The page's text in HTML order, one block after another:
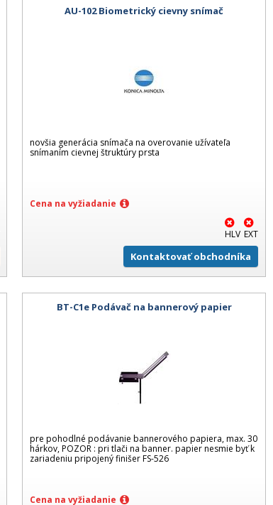
AU-102 Biometrický cievny snímač
novšia generácia snímača na overovanie užívateľa
snímaním cievnej štruktúry prsta
Cena na vyžiadanie
HLV EXT
Kontaktovať obchodníka
BT-C1e Podávač na bannerový papier
pre pohodlné podávanie bannerového papiera, max. 30
hárkov, POZOR : pri tlači na banner. papier nesmie byť k
zariadeniu pripojený finišer FS-526
Cena na vyžiadanie